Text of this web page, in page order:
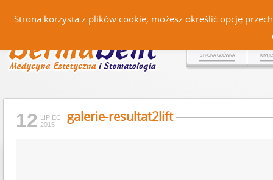
HOME
STRONA GŁÓWNA
O
KIM
12 LIPIEC
2015
galerie-resultat2lift
Strona korzysta z plików cookie, możesz określić opcję